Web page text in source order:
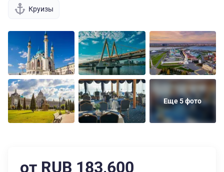
Круизы
Еще 5 фото
от RUB 183,600